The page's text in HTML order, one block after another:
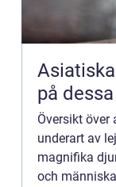
på
Översikt över
underart av
magnifika
och